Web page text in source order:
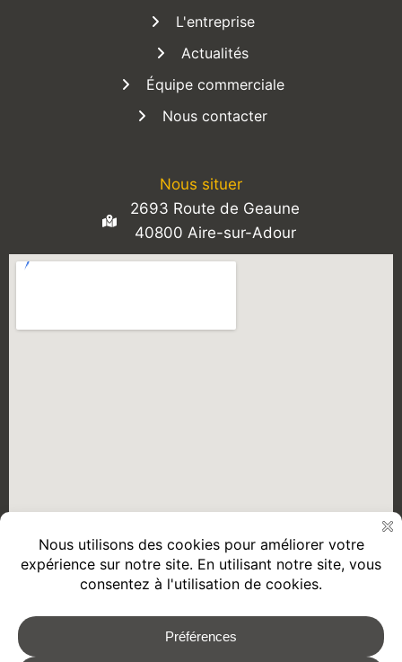
L'entreprise
Actualités
Équipe commerciale
Nous contacter
Nous situer
2693 Route de Geaune
40800 Aire-sur-Adour
2026 © REMORQUES GOURDON
Mentions Légales